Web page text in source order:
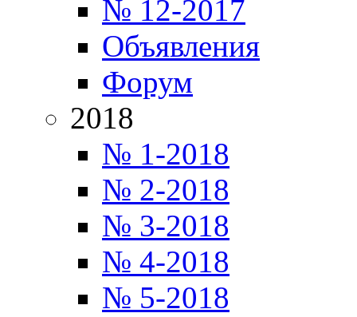
№ 12-2017
Объявления
Форум
2018
№ 1-2018
№ 2-2018
№ 3-2018
№ 4-2018
№ 5-2018